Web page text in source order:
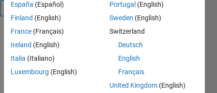
Overview
Predictive
Maintenance
Toolbox のサ
ンプルとし
て提供して
España (Español)
Finland (English)
France (Français)
Ireland (English)
Italia (Italiano)
Luxembourg (English)
Portugal (English)
Sweden (English)
Switzerland
Deutsch
English
Français
United Kingdom (English)